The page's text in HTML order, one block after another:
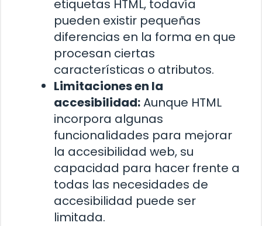
etiquetas HTML, todavía
pueden existir pequeñas
diferencias en la forma en que
procesan ciertas
características o atributos.
Limitaciones en la
accesibilidad:Aunque HTML
incorpora algunas
funcionalidades para mejorar
la accesibilidad web, su
capacidad para hacer frente a
todas las necesidades de
accesibilidad puede ser
limitada.